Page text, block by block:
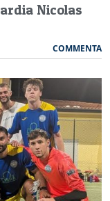
Nicolas
COMMENTA